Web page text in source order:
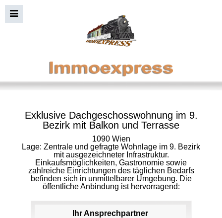
Exklusive Dachgeschosswohnung im 9.
Bezirk mit Balkon und Terrasse
1090 Wien
Lage: Zentrale und gefragte Wohnlage im 9. Bezirk
mit ausgezeichneter Infrastruktur.
Einkaufsmöglichkeiten, Gastronomie sowie
zahlreiche Einrichtungen des täglichen Bedarfs
befinden sich in unmittelbarer Umgebung. Die
öffentliche Anbindung ist hervorragend:
Ihr Ansprechpartner